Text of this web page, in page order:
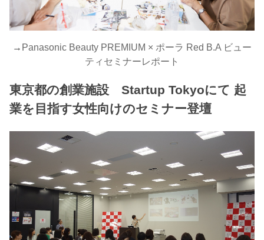
→ Panasonic Beauty PREMIUM × ポーラ Red B.A ビュー
ティセミナーレポート
東京都の創業施設 Startup Tokyoにて 起
業を目指す女性向けのセミナー登壇